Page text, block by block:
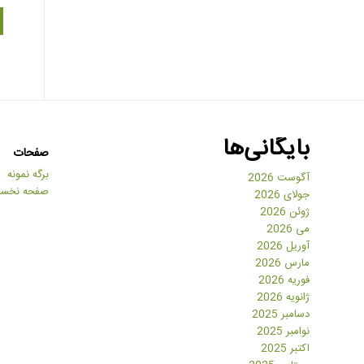
بایگانی‌ها
آگوست 2026
جولای 2026
ژوئن 2026
می 2026
آوریل 2026
مارس 2026
فوریه 2026
ژانویه 2026
دسامبر 2025
نوامبر 2025
اکتبر 2025
صفحات
برگه نمونه
صفحه